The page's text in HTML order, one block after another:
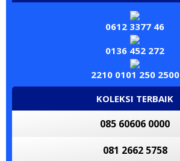
0612 3377 46
0136 452 272
2210 0101 250 2500
KOLEKSI TERBAIK
085 60606 0000
081 2662 5758